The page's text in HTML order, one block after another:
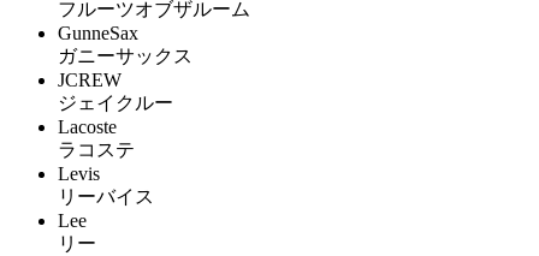
フルーツオブザルーム
GunneSax
ガニーサックス
JCREW
ジェイクルー
Lacoste
ラコステ
Levis
リーバイス
Lee
リー